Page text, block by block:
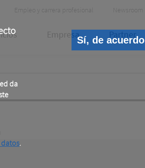
da
.
Sí, de acuerdo
Empleo y carrera profesional Newsroom
Empresa Partner